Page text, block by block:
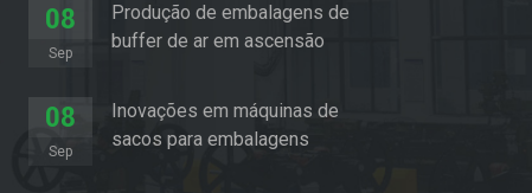
08
Sep
Produção de embalagens de
buffer de ar em ascensão
08
Sep
Inovações em máquinas de
sacos para embalagens